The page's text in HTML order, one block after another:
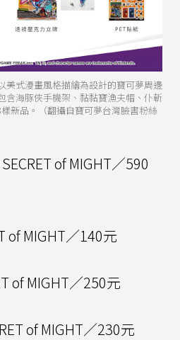
美式漫畫風格描繪為設計的寶可夢周邊
含海豚俠手機架、黏黏寶漁夫帽、仆斬
新品。（翻攝自寶可夢台灣臉書粉絲
of MIGHT／590
of MIGHT／140元
of MIGHT／250元
of MIGHT／230元